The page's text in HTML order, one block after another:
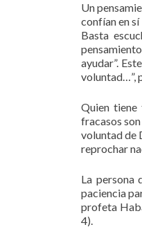
Un
confían en
Basta
ayudar”.
voluntad…”,
Quien tiene
fracasos
voluntad de
reprochar
La persona
paciencia
profeta
4).